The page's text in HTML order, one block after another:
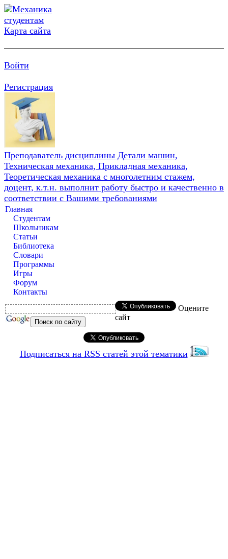
Карта сайта
Войти
Регистрация
Преподаватель дисциплины Детали машин,
Техническая механика, Прикладная механика,
Теоретическая механика с многолетним стажем,
доцент, к.т.н. выполнит работу быстро и качественно в
соответствии с Вашими требованиями
Главная
Студентам
Школьникам
Статьи
Библиотека
Словари
Программы
Игры
Форум
Контакты
Оцените
сайт
Подписаться на RSS статей этой тематики